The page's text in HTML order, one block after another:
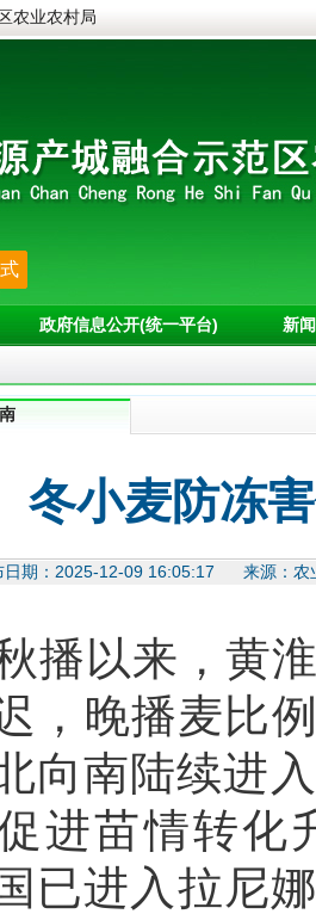
农业农村局
政府信息公开(统一平台) 新
冬小麦防冻
日期：2025-12-09 16:05:17 来源：
播以来，黄
， 晚播麦比
向南陆续进
进苗情转化
已进入拉尼